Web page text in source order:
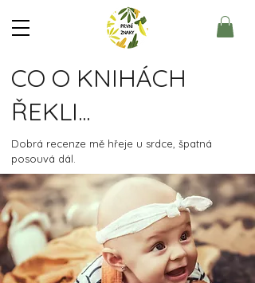
CO O KNIHÁCH
ŘEKLI...
Dobrá recenze mě hřeje u srdce, špatná
posouvá dál.